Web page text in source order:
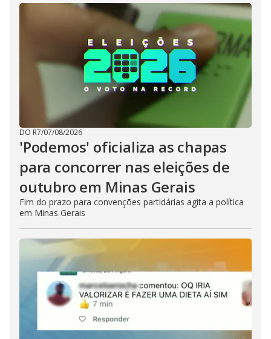
DO R7/07/08/2026
'Podemos' oficializa as chapas
para concorrer nas eleições de
outubro em Minas Gerais
Fim do prazo para convenções partidárias agita a política
em Minas Gerais